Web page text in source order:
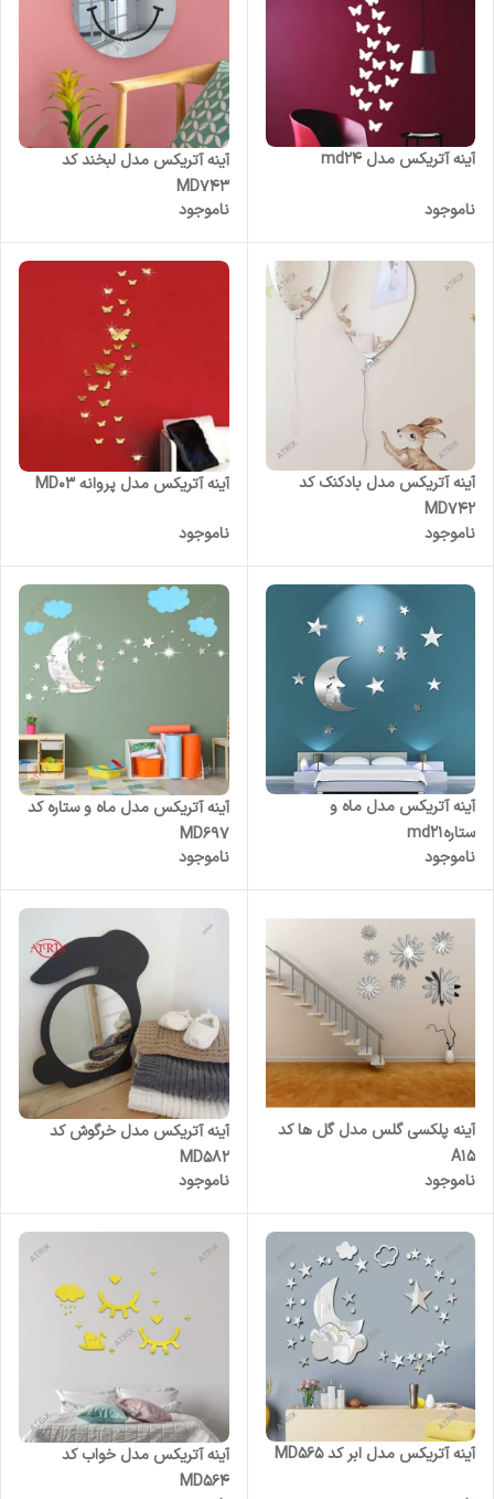
آینه آتریکس مدل md24
ناموجود
آینه آتریکس مدل لبخند کد
MD743
ناموجود
آینه آتریکس مدل بادکنک کد
MD742
ناموجود
آینه آتریکس مدل پروانه MD03
ناموجود
آینه آتریکس مدل ماه و
ستارهmd21
ناموجود
آینه آتریکس مدل ماه و ستاره کد
MD697
ناموجود
آینه پلکسی گلس مدل گل ها کد
A15
ناموجود
آینه آتریکس مدل خرگوش کد
MD582
ناموجود
آینه آتریکس مدل ابر کد MD565
آینه آتریکس مدل خواب کد
MD564